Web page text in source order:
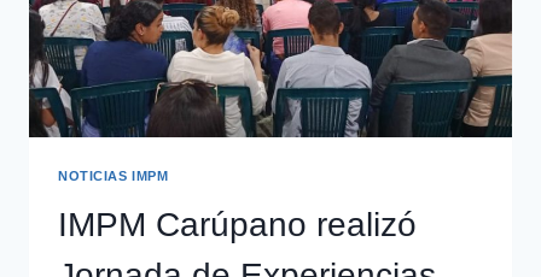
NOTICIAS IMPM
IMPM Carúpano realizó